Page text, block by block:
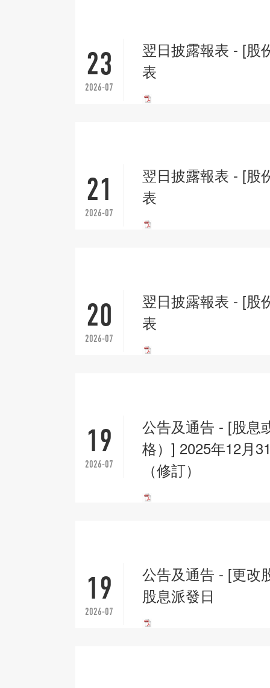
23
2026-07
翌日披露報表 - [股
表
21
2026-07
翌日披露報表 - [股
表
20
2026-07
翌日披露報表 - [股
表
19
2026-07
公告及通告 - [股息
格）] 2025年12月
（修訂）
19
2026-07
公告及通告 - [更改
股息派發日